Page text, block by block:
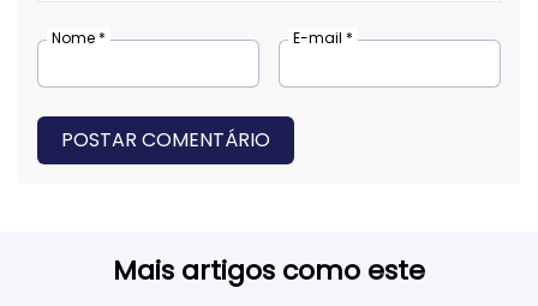
Nome * E-mail *
POSTAR COMENTÁRIO
Mais artigos como este